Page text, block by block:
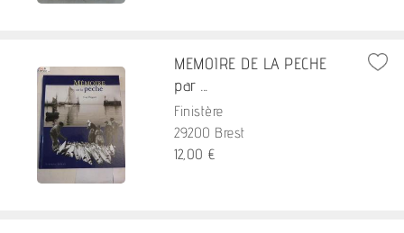
MEMOIRE DE LA PECHE
par ...
Finistère
29200 Brest
12,00 €